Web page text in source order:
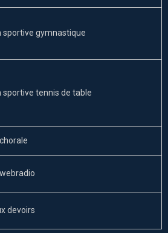
sportive gymnastique
sportive tennis de table
devoirs